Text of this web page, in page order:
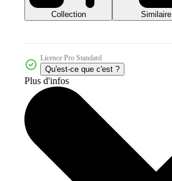
Collection Similaire
Licence Pro Standard
Qu'est-ce que c'est ?
Plus d'infos